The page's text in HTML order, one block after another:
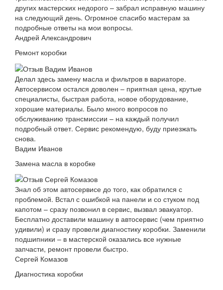
других мастерских недорого – забрал исправную машину
на следующий день. Огромное спасибо мастерам за
подробные ответы на мои вопросы.
Андрей Александрович
Ремонт коробки
Делал здесь замену масла и фильтров в вариаторе.
Автосервисом остался доволен – приятная цена, крутые
специалисты, быстрая работа, новое оборудование,
хорошие материалы. Было много вопросов по
обслуживанию трансмиссии – на каждый получил
подробный ответ. Сервис рекомендую, буду приезжать
снова.
Вадим Иванов
Замена масла в коробке
Знал об этом автосервисе до того, как обратился с
проблемой. Встал с ошибкой на панели и со стуком под
капотом – сразу позвонил в сервис, вызвал эвакуатор.
Бесплатно доставили машину в автосервис (чем приятно
удивили) и сразу провели диагностику коробки. Заменили
подшипники – в мастерской оказались все нужные
запчасти, ремонт провели быстро.
Сергей Комазов
Диагностика коробки